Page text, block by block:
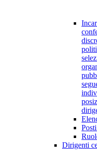
Dirigenti